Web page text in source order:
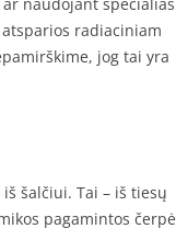
radiaciniam
jog tai yra
šalčiui. Tai – iš tiesų
pagamintos čerpė